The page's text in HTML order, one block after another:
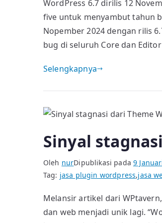
WordPress 6.7 dirilis 12
five untuk menyambut tahun
Nopember 2024 dengan rilis
bug di seluruh Core dan
Selengkapnya
Sinyal
Oleh nurDipublikasi pada9
Tag: jasa plugin wordpress,jasa
Melansir artikel dari
dan web menjadi unik lagi.